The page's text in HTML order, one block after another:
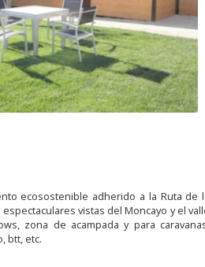
ecosostenible adherido a la Ruta de
vistas del Moncayo y el
zona de acampada y para
btt, etc.